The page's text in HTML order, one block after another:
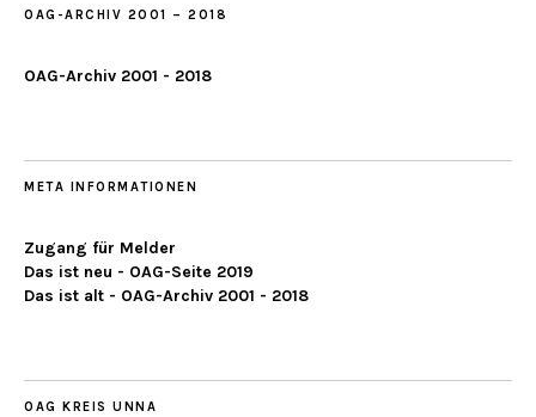
OAG-ARCHIV 2001 – 2018
OAG-Archiv 2001 - 2018
META INFORMATIONEN
Zugang für Melder
Das ist neu - OAG-Seite 2019
Das ist alt - OAG-Archiv 2001 - 2018
OAG KREIS UNNA